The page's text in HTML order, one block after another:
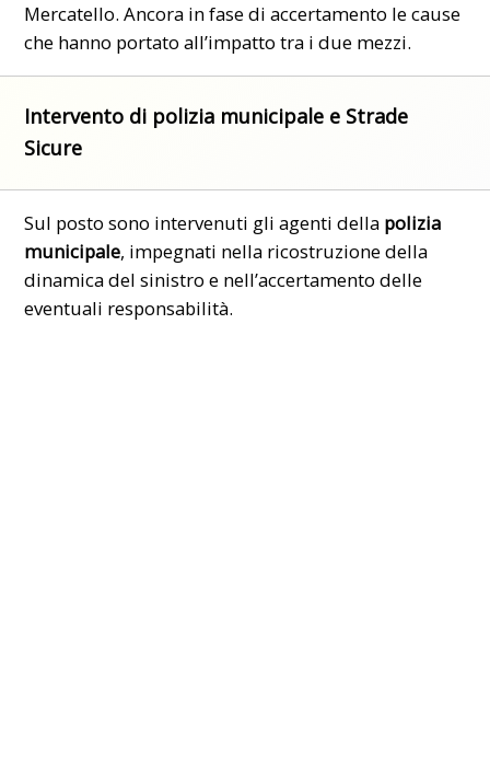
Mercatello. Ancora in fase di accertamento le cause
che hanno portato all’impatto tra i due mezzi.
Intervento di polizia municipale e Strade
Sicure
Sul posto sono intervenuti gli agenti della polizia
municipale, impegnati nella ricostruzione della
dinamica del sinistro e nell’accertamento delle
eventuali responsabilità.